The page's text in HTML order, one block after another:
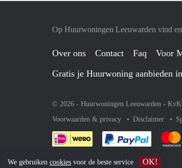
Op Huurwoningen Leeuwarden vind
Over ons Contact Faq
Voor
Gratis je Huurwoning aanbieden
© 2026 - Huurwoningen Leeuwarden -
Voorwaarden & privacy
Disclaimer
Je rekent
We gebruiken cookies voor de beste service OK!